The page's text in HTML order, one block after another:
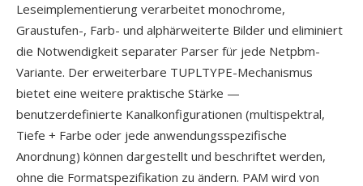
Leseimplementierung verarbeitet monochrome,
Graustufen-, Farb- und alphärweiterte Bilder und eliminiert
die Notwendigkeit separater Parser für jede Netpbm-
Variante. Der erweiterbare TUPLTYPE-Mechanismus
bietet eine weitere praktische Stärke —
benutzerdefinierte Kanalkonfigurationen (multispektral,
Tiefe + Farbe oder jede anwendungsspezifische
Anordnung) können dargestellt und beschriftet werden,
ohne die Formatspezifikation zu ändern. PAM wird von